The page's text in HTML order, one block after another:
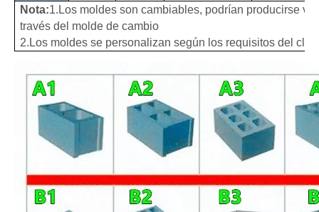
Nota:1.Los moldes son cambiables, podrían producirse
través del molde de cambio
2. Los moldes se personalizan según los requisitos del